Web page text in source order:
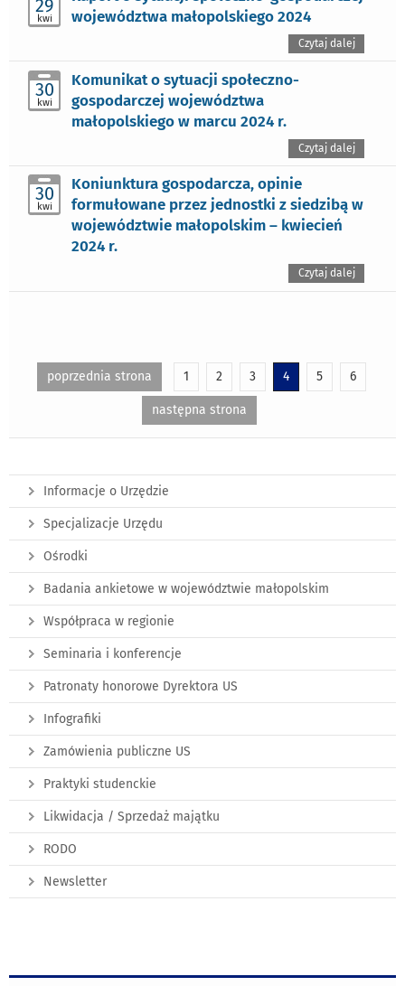
29
kwi
województwa małopolskiego 2024
Czytaj dalej
30
kwi
Komunikat o sytuacji społeczno-
gospodarczej województwa
małopolskiego w marcu 2024 r.
Czytaj dalej
30
kwi
Koniunktura gospodarcza, opinie
formułowane przez jednostki z siedzibą w
województwie małopolskim – kwiecień
2024 r.
Czytaj dalej
poprzednia strona 1 2 3 4 5 6
następna strona
Informacje o Urzędzie
Specjalizacje Urzędu
Ośrodki
Badania ankietowe w województwie małopolskim
Współpraca w regionie
Seminaria i konferencje
Patronaty honorowe Dyrektora US
Infografiki
Zamówienia publiczne US
Praktyki studenckie
Likwidacja / Sprzedaż majątku
RODO
Newsletter